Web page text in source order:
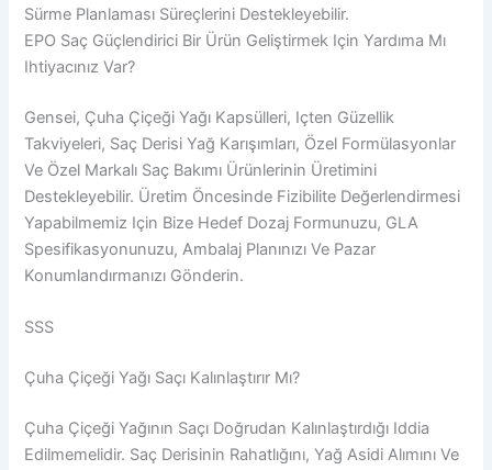
Sürme Planlaması Süreçlerini Destekleyebilir.
EPO Saç Güçlendirici Bir Ürün Geliştirmek Için Yardıma Mı
Ihtiyacınız Var?
Gensei, Çuha Çiçeği Yağı Kapsülleri, Içten Güzellik
Takviyeleri, Saç Derisi Yağ Karışımları, Özel Formülasyonlar
Ve Özel Markalı Saç Bakımı Ürünlerinin Üretimini
Destekleyebilir. Üretim Öncesinde Fizibilite Değerlendirmesi
Yapabilmemiz Için Bize Hedef Dozaj Formunuzu, GLA
Spesifikasyonunuzu, Ambalaj Planınızı Ve Pazar
Konumlandırmanızı Gönderin.
SSS
Çuha Çiçeği Yağı Saçı Kalınlaştırır Mı?
Çuha Çiçeği Yağının Saçı Doğrudan Kalınlaştırdığı Iddia
Edilmemelidir. Saç Derisinin Rahatlığını, Yağ Asidi Alımını Ve